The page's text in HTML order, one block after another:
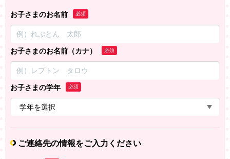
お子さまのお名前 必須
お子さまのお名前（カナ） 必須
お子さまの学年 必須
ご連絡先の情報をご入力ください